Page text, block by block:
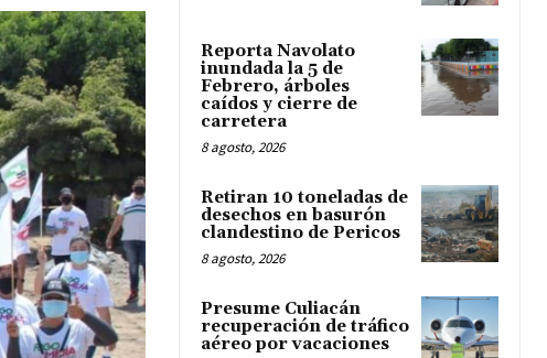
Reporta Navolato
inundada la 5 de
Febrero, árboles
caídos y cierre de
carretera
8 agosto, 2026
Retiran 10 toneladas de
desechos en basurón
clandestino de Pericos
8 agosto, 2026
Presume Culiacán
recuperación de tráfico
aéreo por vacaciones